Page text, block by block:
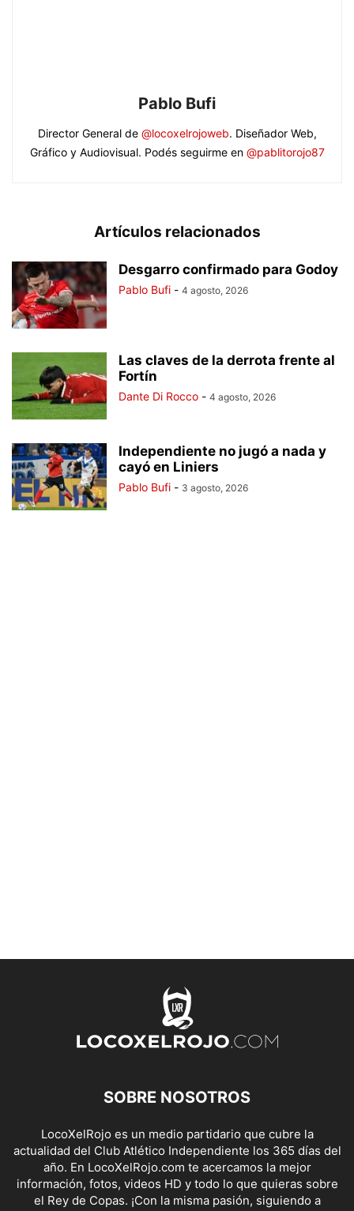
Pablo Bufi
Director General de @locoxelrojoweb. Diseñador Web,
Gráfico y Audiovisual. Podés seguirme en @pablitorojo87
Artículos relacionados
Desgarro confirmado para Godoy
Pablo Bufi - 4 agosto, 2026
Las claves de la derrota frente al
Fortín
Dante Di Rocco - 4 agosto, 2026
Independiente no jugó a nada y
cayó en Liniers
Pablo Bufi - 3 agosto, 2026
SOBRE NOSOTROS
LocoXelRojo es un medio partidario que cubre la
actualidad del Club Atlético Independiente los 365 días del
año. En LocoXelRojo.com te acercamos la mejor
información, fotos, videos HD y todo lo que quieras sobre
el Rey de Copas. ¡Con la misma pasión, siguiendo a